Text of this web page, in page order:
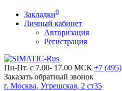
Закладки0
Личный кабинет
Авторизация
Регистрация
Пн-Пт. с 7.00- 17.00 МСК +7 (495)
Заказать обратный звонок
г. Москва, Угрешская, 2 ст35